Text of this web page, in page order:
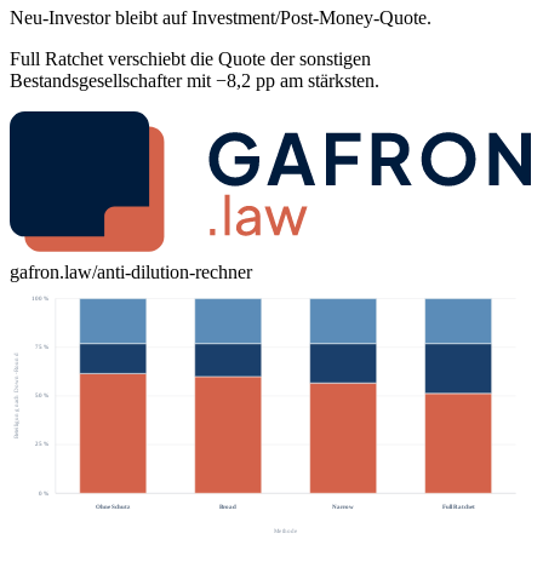
Neu-Investor bleibt auf Investment/Post-Money-Quote.
Full Ratchet verschiebt die Quote der sonstigen
Bestandsgesellschafter mit −8,2 pp am stärksten.
gafron.law/anti-dilution-rechner
0%
25%
50%
75%
100%
Beteiligung nach Down-Round
Methode
Ohne Schutz Broad Narrow Full Ratchet